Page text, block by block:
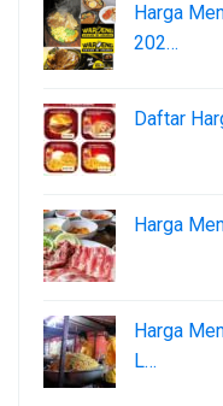
Harga
202…
Daftar
Harga
Harga
L…